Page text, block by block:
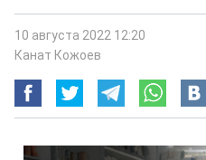
10 августа 2022 12:20
Канат Кожоев